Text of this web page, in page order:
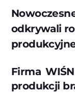
odkrywali
Firma
produkcji